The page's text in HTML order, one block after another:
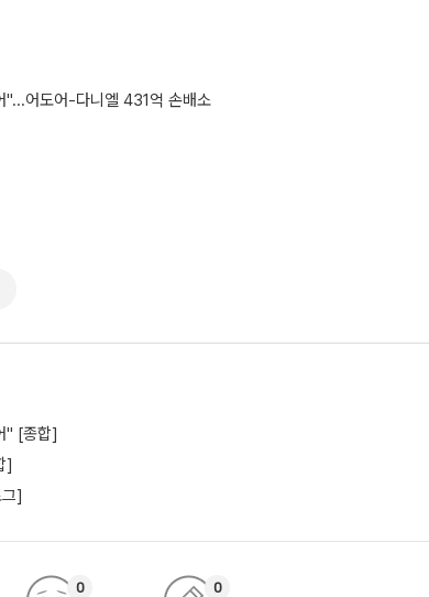
"...어도어-다니엘 431억 손배소
" [종합]
]
]
0 0